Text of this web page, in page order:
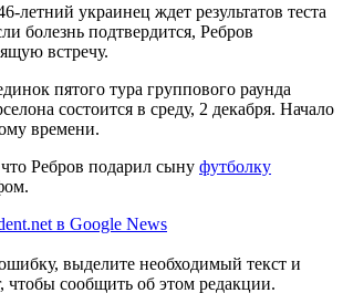
летний украинец ждет результатов теста
болезнь подтвердится, Ребров
встречу.
пятого тура группового раунда
состоится в среду, 2 декабря. Начало
времени.
Ребров подарил сыну футболку
в Google News
выделите необходимый текст и
чтобы сообщить об этом редакции.